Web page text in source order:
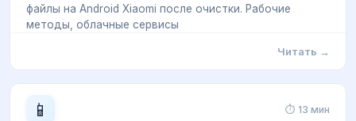
файлы на Android Xiaomi после очистки. Рабочие
методы, облачные сервисы
Читать →
📱 ⏱ 13 мин